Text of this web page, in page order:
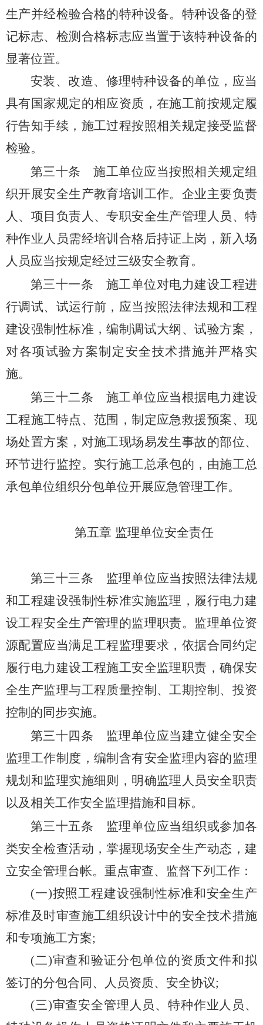
生产并经检验合格的特种设备。特种设备的登
记标志、检测合格标志应当置于该特种设备的
显著位置。
安装、改造、修理特种设备的单位，应当
具有国家规定的相应资质，在施工前按规定履
行告知手续，施工过程按照相关规定接受监督
检验。
第三十条 施工单位应当按照相关规定组
织开展安全生产教育培训工作。企业主要负责
人、项目负责人、专职安全生产管理人员、特
种作业人员需经培训合格后持证上岗，新入场
人员应当按规定经过三级安全教育。
第三十一条 施工单位对电力建设工程进
行调试、试运行前，应当按照法律法规和工程
建设强制性标准，编制调试大纲、试验方案，
对各项试验方案制定安全技术措施并严格实
施。
第三十二条 施工单位应当根据电力建设
工程施工特点、范围，制定应急救援预案、现
场处置方案，对施工现场易发生事故的部位、
环节进行监控。实行施工总承包的，由施工总
承包单位组织分包单位开展应急管理工作。
第五章 监理单位安全责任
第三十三条 监理单位应当按照法律法规
和工程建设强制性标准实施监理，履行电力建
设工程安全生产管理的监理职责。监理单位资
源配置应当满足工程监理要求，依据合同约定
履行电力建设工程施工安全监理职责，确保安
全生产监理与工程质量控制、工期控制、投资
控制的同步实施。
第三十四条 监理单位应当建立健全安全
监理工作制度，编制含有安全监理内容的监理
规划和监理实施细则，明确监理人员安全职责
以及相关工作安全监理措施和目标。
第三十五条 监理单位应当组织或参加各
类安全检查活动，掌握现场安全生产动态，建
立安全管理台帐。重点审查、监督下列工作：
(一)按照工程建设强制性标准和安全生产
标准及时审查施工组织设计中的安全技术措施
和专项施工方案;
(二)审查和验证分包单位的资质文件和拟
签订的分包合同、人员资质、安全协议;
(三)审查安全管理人员、特种作业人员、